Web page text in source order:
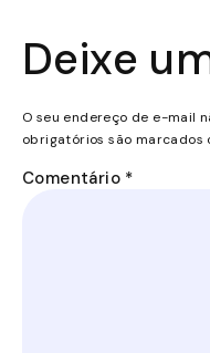
Deixe
O seu endereço de e-mail
obrigatórios são marcados
Comentário *